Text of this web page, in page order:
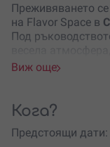
Преживяването
на Flavor Space в
Под
собствена торта
След
декорацията. Ще
Виж още
Кога?
Предстоящи дати: